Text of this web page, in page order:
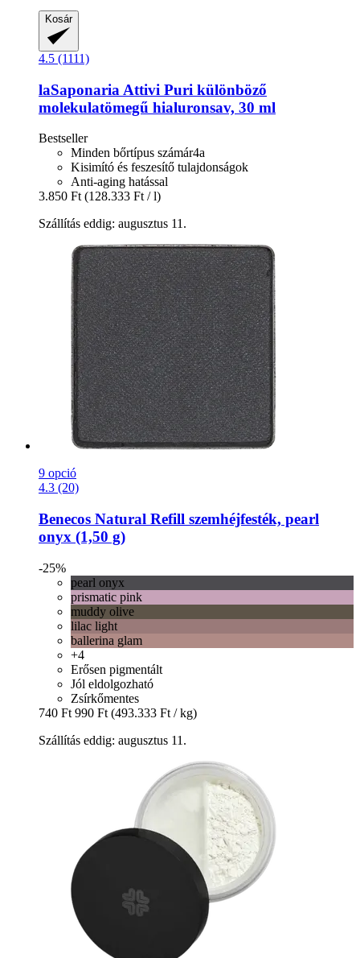
Kosár
4.5 (1111)
laSaponaria Attivi Puri különböző
molekulatömegű hialuronsav, 30 ml
Bestseller
Minden bőrtípus számár4a
Kisimító és feszesítő tulajdonságok
Anti-aging hatással
3.850 Ft (128.333 Ft / l)
Szállítás eddig: augusztus 11.
9 opció
4.3 (20)
Benecos Natural Refill szemhéjfesték, pearl
onyx (1,50 g)
-25%
pearl onyx
prismatic pink
muddy olive
lilac light
ballerina glam
+4
Erősen pigmentált
Jól eldolgozható
Zsírkőmentes
740 Ft 990 Ft (493.333 Ft / kg)
Szállítás eddig: augusztus 11.